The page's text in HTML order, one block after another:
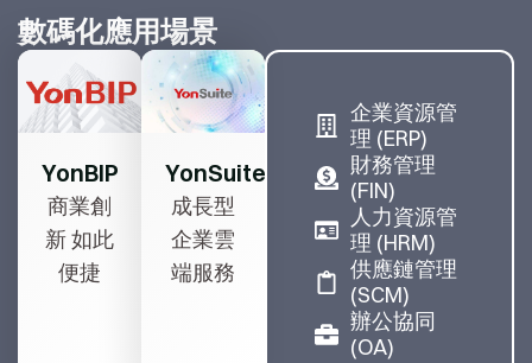
數碼化應用場景
YonBIP
商業創
新 如此
便捷
YonSuite
成長型
企業雲
端服務
企業資源管
理 (ERP)
財務管理
(FIN)
人力資源管
理 (HRM)
供應鏈管理
(SCM)
辦公協同
(OA)